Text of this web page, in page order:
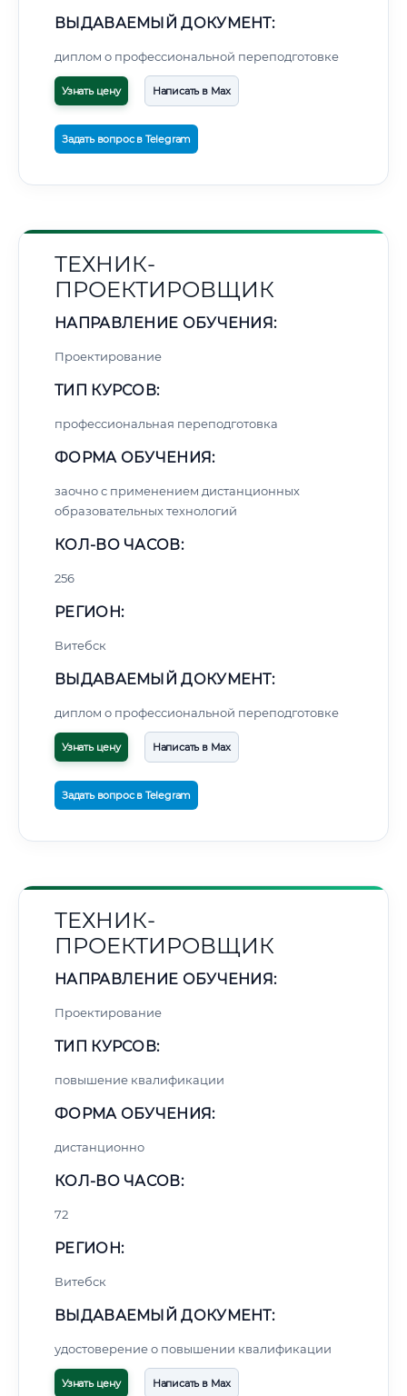
ВЫДАВАЕМЫЙ ДОКУМЕНТ:
диплом о профессиональной переподготовке
Узнать цену Написать в Max
Задать вопрос в Telegram
ТЕХНИК-
ПРОЕКТИРОВЩИК
НАПРАВЛЕНИЕ ОБУЧЕНИЯ:
Проектирование
ТИП КУРСОВ:
профессиональная переподготовка
ФОРМА ОБУЧЕНИЯ:
заочно с применением дистанционных
образовательных технологий
КОЛ-ВО ЧАСОВ:
256
РЕГИОН:
Витебск
ВЫДАВАЕМЫЙ ДОКУМЕНТ:
диплом о профессиональной переподготовке
Узнать цену Написать в Max
Задать вопрос в Telegram
ТЕХНИК-
ПРОЕКТИРОВЩИК
НАПРАВЛЕНИЕ ОБУЧЕНИЯ:
Проектирование
ТИП КУРСОВ:
повышение квалификации
ФОРМА ОБУЧЕНИЯ:
дистанционно
КОЛ-ВО ЧАСОВ:
72
РЕГИОН:
Витебск
ВЫДАВАЕМЫЙ ДОКУМЕНТ:
удостоверение о повышении квалификации
Узнать цену Написать в Max